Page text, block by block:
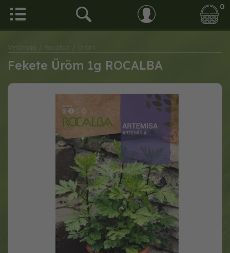
0
Vetőmag / Rocalba / Ürőm
Fekete Üröm 1g ROCALBA